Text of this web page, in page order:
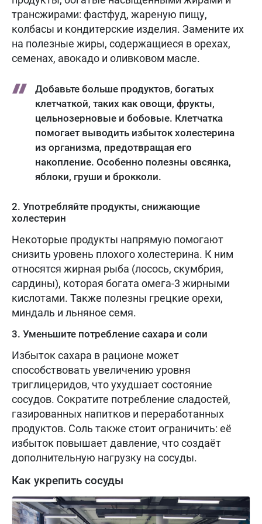
трансжирами: фастфуд, жареную пищу,
колбасы и кондитерские изделия. Замените их
на полезные жиры, содержащиеся в орехах,
семенах, авокадо и оливковом масле.
Добавьте больше продуктов, богатых
клетчаткой, таких как овощи, фрукты,
цельнозерновые и бобовые. Клетчатка
помогает выводить избыток холестерина
из организма, предотвращая его
накопление. Особенно полезны овсянка,
яблоки, груши и брокколи.
2. Употребляйте продукты, снижающие
холестерин
Некоторые продукты напрямую помогают
снизить уровень плохого холестерина. К ним
относятся жирная рыба (лосось, скумбрия,
сардины), которая богата омега-3 жирными
кислотами. Также полезны грецкие орехи,
миндаль и льняное семя.
3. Уменьшите потребление сахара и соли
Избыток сахара в рационе может
способствовать увеличению уровня
триглицеридов, что ухудшает состояние
сосудов. Сократите потребление сладостей,
газированных напитков и переработанных
продуктов. Соль также стоит ограничить: её
избыток повышает давление, что создаёт
дополнительную нагрузку на сосуды.
Как укрепить сосуды